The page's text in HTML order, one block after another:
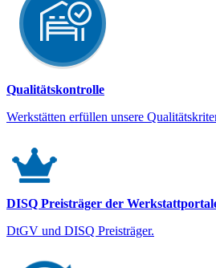
Qualitätskontrolle
Werkstätten erfüllen unsere
DISQ Preisträger der
DtGV und DISQ Preisträger.